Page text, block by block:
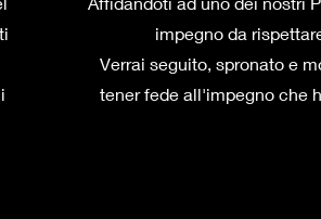
impegno da
Verrai seguito, spronato e
tener fede all'impegno che